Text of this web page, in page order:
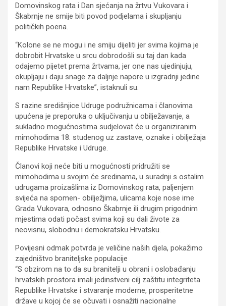
Domovinskog rata i Dan sjećanja na žrtvu Vukovara i
Škabrnje ne smije biti povod podjelama i skupljanju
političkih poena.
“Kolone se ne mogu i ne smiju dijeliti jer svima kojima je
dobrobit Hrvatske u srcu dobrodošli su taj dan kada
odajemo pijetet prema žrtvama, jer one nas ujedinjuju,
okupljaju i daju snage za daljnje napore u izgradnji jedine
nam Republike Hrvatske”, istaknuli su.
S razine središnjice Udruge podružnicama i članovima
upućena je preporuka o uključivanju u obilježavanje, a
sukladno mogućnostima sudjelovat će u organiziranim
mimohodima 18. studenog uz zastave, oznake i obilježaja
Republike Hrvatske i Udruge.
Članovi koji neće biti u mogućnosti pridružiti se
mimohodima u svojim će sredinama, u suradnji s ostalim
udrugama proizašlima iz Domovinskog rata, paljenjem
svijeća na spomen- obilježjima, ulicama koje nose ime
Grada Vukovara, odnosno Škabrnje ili drugim prigodnim
mjestima odati počast svima koji su dali živote za
neovisnu, slobodnu i demokratsku Hrvatsku.
Povijesni odmak potvrda je veličine naših djela, pokažimo
zajedništvo braniteljske populacije
“S obzirom na to da su branitelji u obrani i oslobađanju
hrvatskih prostora imali jedinstveni cilj zaštitu integriteta
Republike Hrvatske i stvaranje moderne, prosperitetne
države u kojoj će se očuvati i osnažiti nacionalne